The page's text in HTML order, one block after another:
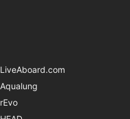
LiveAboard.com
Aqualung
rEvo